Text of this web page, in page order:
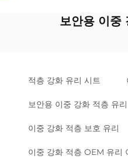
보안용 이중
적층 강화 유리 시트
보안용 이중 강화 적층 유리
이중 강화 적층 보호 유리
이중 강화 적층 OEM 유리